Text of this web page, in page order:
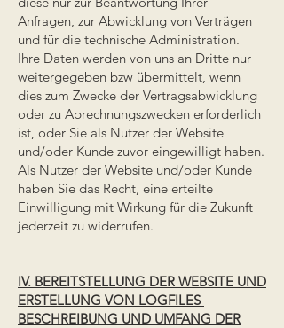
Anfragen, zur Abwicklung von Verträgen
und für die technische Administration.
Ihre Daten werden von uns an Dritte nur
weitergegeben bzw übermittelt, wenn
dies zum Zwecke der Vertragsabwicklung
oder zu Abrechnungszwecken erforderlich
ist, oder Sie als Nutzer der Website
und/oder Kunde zuvor eingewilligt haben.
Als Nutzer der Website und/oder Kunde
haben Sie das Recht, eine erteilte
Einwilligung mit Wirkung für die Zukunft
jederzeit zu widerrufen.
IV. BEREITSTELLUNG DER WEBSITE UND
ERSTELLUNG VON LOGFILES
BESCHREIBUNG UND UMFANG DER